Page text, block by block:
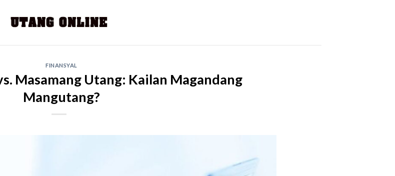
FINANSYAL
Masamang Utang: Kailan Magandang
Mangutang?